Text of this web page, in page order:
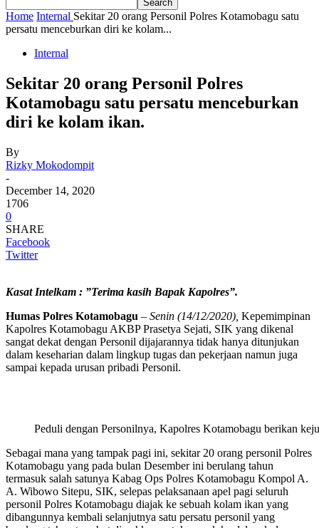
Home Internal Sekitar 20 orang Personil Polres Kotamobagu satu
persatu menceburkan diri ke kolam...
Internal
Sekitar 20 orang Personil Polres
Kotamobagu satu persatu menceburkan
diri ke kolam ikan.
By
Rizky Mokodompit
-
December 14, 2020
1706
0
SHARE
Facebook
Twitter
Kasat Intelkam : ”Terima kasih Bapak Kapolres”.
Humas Polres Kotamobagu – Senin (14/12/2020), Kepemimpinan
Kapolres Kotamobagu AKBP Prasetya Sejati, SIK yang dikenal
sangat dekat dengan Personil dijajarannya tidak hanya ditunjukan
dalam keseharian dalam lingkup tugas dan pekerjaan namun juga
sampai kepada urusan pribadi Personil.
Peduli dengan Personilnya, Kapolres Kotamobagu berikan
Sebagai mana yang tampak pagi ini, sekitar 20 orang personil Polres
Kotamobagu yang pada bulan Desember ini berulang tahun
termasuk salah satunya Kabag Ops Polres Kotamobagu Kompol A.
A. Wibowo Sitepu, SIK, selepas pelaksanaan apel pagi seluruh
personil Polres Kotamobagu diajak ke sebuah kolam ikan yang
dibangunnya kembali selanjutnya satu persatu personil yang